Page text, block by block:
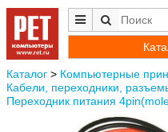
Каталог > Компьютерные
Кабели, переходники,
Переходник питания